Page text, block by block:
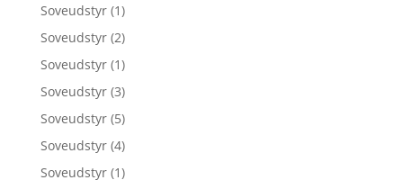
Soveudstyr (1)
Soveudstyr (2)
Soveudstyr (1)
Soveudstyr (3)
Soveudstyr (5)
Soveudstyr (4)
Soveudstyr (1)